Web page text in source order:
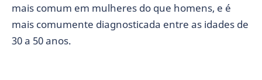
mais comum em mulheres do que homens, e é
mais comumente diagnosticada entre as idades de
30 a 50 anos.